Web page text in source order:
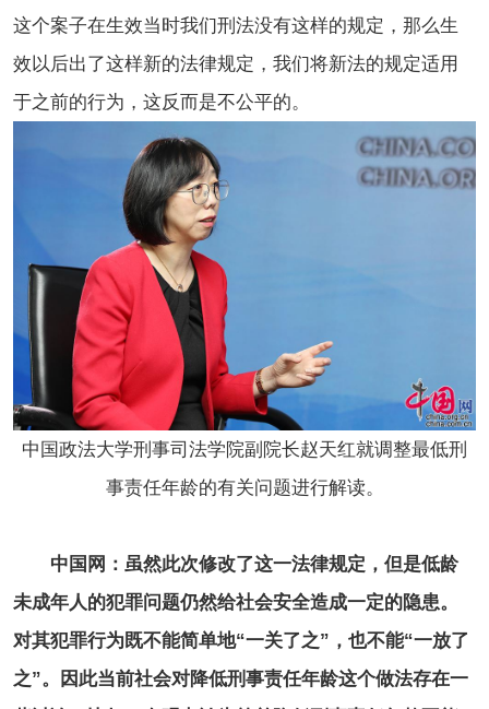
这个案子在生效当时我们刑法没有这样的规定，那么生
效以后出了这样新的法律规定，我们将新法的规定适用
于之前的行为，这反而是不公平的。
中国政法大学刑事司法学院副院长赵天红就调整最低刑
事责任年龄的有关问题进行解读。
中国网：虽然此次修改了这一法律规定，但是低龄
未成年人的犯罪问题仍然给社会安全造成一定的隐患。
对其犯罪行为既不能简单地“一关了之”，也不能“一放了
之”。因此当前社会对降低刑事责任年龄这个做法存在一